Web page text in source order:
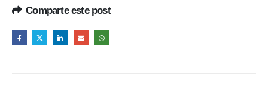
Comparte este post